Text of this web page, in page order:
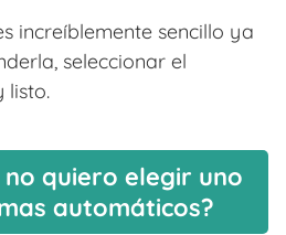
increíblemente sencillo ya
seleccionar el
listo.
no quiero elegir uno
automáticos?